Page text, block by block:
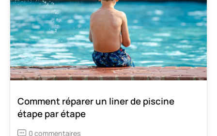
Comment réparer un liner de piscine
étape par étape
0 commentaires